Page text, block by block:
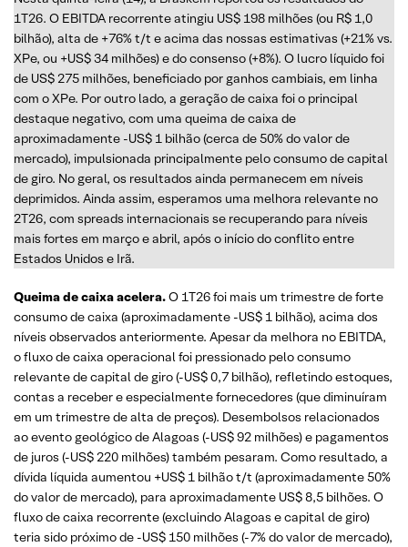
1T26. O EBITDA recorrente atingiu US$ 198 milhões (ou R$ 1,0
bilhão), alta de +76% t/t e acima das nossas estimativas (+21% vs.
XPe, ou +US$ 34 milhões) e do consenso (+8%). O lucro líquido foi
de US$ 275 milhões, beneficiado por ganhos cambiais, em linha
com o XPe. Por outro lado, a geração de caixa foi o principal
destaque negativo, com uma queima de caixa de
aproximadamente -US$ 1 bilhão (cerca de 50% do valor de
mercado), impulsionada principalmente pelo consumo de capital
de giro. No geral, os resultados ainda permanecem em níveis
deprimidos. Ainda assim, esperamos uma melhora relevante no
2T26, com spreads internacionais se recuperando para níveis
mais fortes em março e abril, após o início do conflito entre
Estados Unidos e Irã.
Queima de caixa acelera.O 1T26 foi mais um trimestre de forte
consumo de caixa (aproximadamente -US$ 1 bilhão), acima dos
níveis observados anteriormente. Apesar da melhora no EBITDA,
o fluxo de caixa operacional foi pressionado pelo consumo
relevante de capital de giro (-US$ 0,7 bilhão), refletindo estoques,
contas a receber e especialmente fornecedores (que diminuíram
em um trimestre de alta de preços). Desembolsos relacionados
ao evento geológico de Alagoas (-US$ 92 milhões) e pagamentos
de juros (-US$ 220 milhões) também pesaram. Como resultado, a
dívida líquida aumentou +US$ 1 bilhão t/t (aproximadamente 50%
do valor de mercado), para aproximadamente US$ 8,5 bilhões. O
fluxo de caixa recorrente (excluindo Alagoas e capital de giro)
teria sido próximo de -US$ 150 milhões (-7% do valor de mercado),